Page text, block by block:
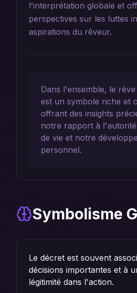
l'interprétation globale et
perspectives sur les luttes
aspirations du rêveur.
Dans l'ensemble, le
est un symbole riche et
offrant des insights
notre rapport à
de vie et notre
personnel.
Symbolisme
Le décret est souvent
décisions importantes et à
légitimité dans l'action.